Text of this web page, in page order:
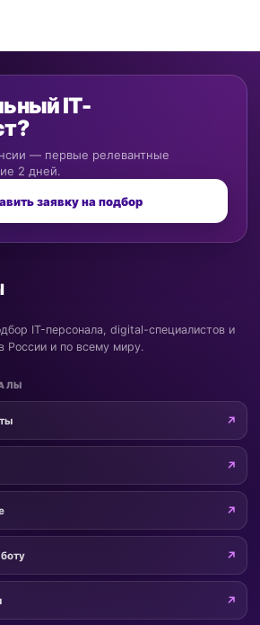
IT-
— первые релевантные
2 дней.
заявку на подбор
IT-персонала, digital-специалистов и
России и по всему миру.